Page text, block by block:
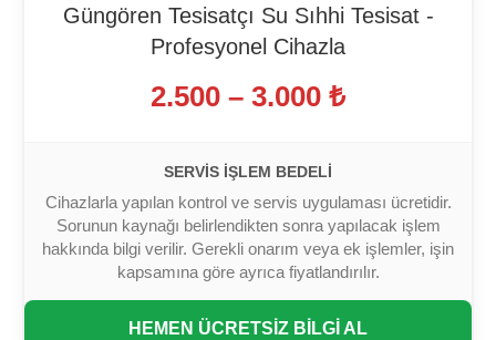
Güngören Tesisatçı Su Sıhhi Tesisat -
Profesyonel Cihazla
2.500 – 3.000 ₺
SERVIS İŞLEM BEDELI
Cihazlarla yapılan kontrol ve servis uygulaması ücretidir.
Sorunun kaynağı belirlendikten sonra yapılacak işlem
hakkında bilgi verilir. Gerekli onarım veya ek işlemler, işin
kapsamına göre ayrıca fiyatlandırılır.
HEMEN ÜCRETSİZ BİLGİ AL